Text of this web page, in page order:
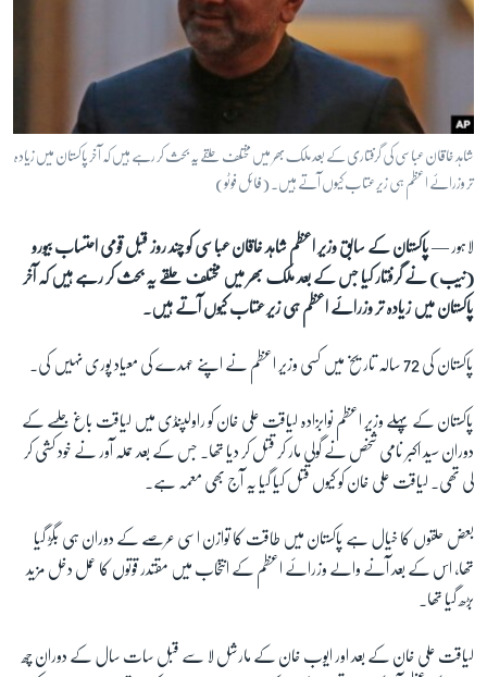
آزادیٔ صحافت
سائنس و ٹیکنالوجی
صحت
دلچسپ و عجیب
آڈیو
اسپیشل کوریج
FOLLOW US
زبان
شاہد خاقان عباسی کی گرفتاری کے بعد ملک بھر میں مختلف حلقے یہ بحث کر رہے ہیں کہ آخر پاکستان میں زیادہ
تر وزرائے اعظم ہی زیر عتاب کیوں آتے ہیں۔ (فائل فوٹو)
لاہور — پاکستان کے سابق وزیر اعظم شاہد خاقان عباسی کو چند روز قبل قومی احتساب بیورو
(نیب) نے گرفتار کیا جس کے بعد ملک بھر میں مختلف حلقے یہ بحث کر رہے ہیں کہ آخر
پاکستان میں زیادہ تر وزرائے اعظم ہی زیر عتاب کیوں آتے ہیں۔
پاکستان کی 72 سالہ تاریخ میں کسی وزیر اعظم نے اپنے عہدے کی معیاد پوری نہیں کی۔
پاکستان کے پہلے وزیر اعظم نوابزادہ لیاقت علی خان کو راولپنڈی میں لیاقت باغ جلسے کے
دوران سید اکبر نامی شخص نے گولی مار کر قتل کر دیا تھا۔ جس کے بعد حملہ آور نے خود کشی کر
لی تھی۔ لیاقت علی خان کو کیوں قتل کیا گیا یہ آج بھی معمہ ہے۔
بعض حلقوں کا خیال ہے پاکستان میں طاقت کا توازن اسی عرصے کے دوران ہی بگڑ گیا
تھا، اس کے بعد آنے والے وزرائے اعظم کے انتخاب میں مقتدر قوتوں کا عمل دخل مزید
بڑھ گیا تھا۔
لیاقت علی خان کے بعد اور ایوب خان کے مارشل لا سے قبل سات سال کے دوران چھ